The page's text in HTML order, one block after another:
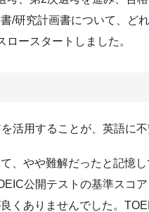
/研究計画書について、ど
ースタートしました。
活用することが、英語に
、やや難解だったと記憶
公開テストの基準スコ
くありませんでした。